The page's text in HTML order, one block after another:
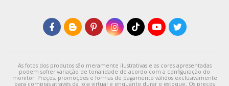
As fotos dos produtos são meramente ilustrativas e as cores apresentadas
podem sofrer variação de tonalidade de acordo com a configuração do
monitor. Preços, promoções e formas de pagamento válidos exclusivamente
para compras através da loja virtual e enquanto durar o estoque. Os preços